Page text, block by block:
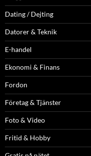
Dating / Dejting
Datorer & Teknik
E-handel
Ekonomi & Finans
Fordon
Företag & Tjänster
Foto & Video
Fritid & Hobby